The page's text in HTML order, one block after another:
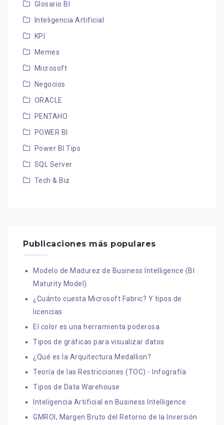
Glosario BI
Inteligencia Artificial
KPI
Memes
Microsoft
Negocios
ORACLE
PENTAHO
POWER BI
Power BI Tips
SQL Server
Tech & Biz
Publicaciones más populares
Modelo de Madurez de Business Intelligence (BI
Maturity Model)
¿Cuánto cuesta Microsoft Fabric? Y tipos de
licencias
El color es una herramienta poderosa
Tipos de gráficas para visualizar datos
¿Qué es la Arquitectura Medallion?
Teoría de las Restricciones (TOC) - Infografía
Tipos de Data Warehouse
Inteligencia Artificial en Business Intelligence
GMROI, Margen Bruto del Retorno de la Inversión